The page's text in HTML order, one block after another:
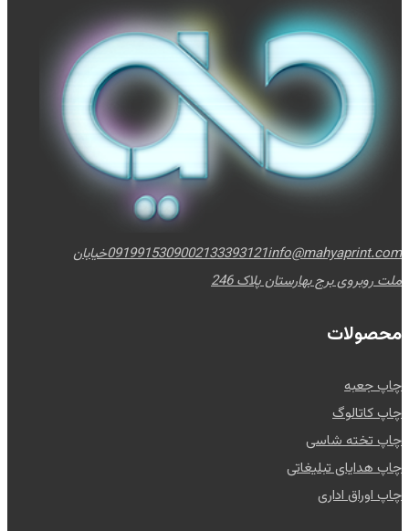
0919915309002133393121info@mahyaprint.com
خیابان
ملت روبروی برج بهارستان پلاک 246
محصولات
چاپ جعبه
چاپ کاتالوگ
چاپ تخته شاسی
چاپ هدایای تبلیغاتی
چاپ اوراق اداری